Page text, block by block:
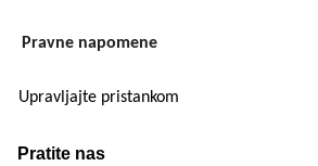
Pravne napomene
Upravljajte pristankom
Pratite nas